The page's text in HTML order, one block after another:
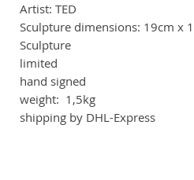
Artist: TED
Sculpture dimensions: 19cm x
Sculpture
limited
hand signed
weight: 1,5kg
shipping by DHL-Express